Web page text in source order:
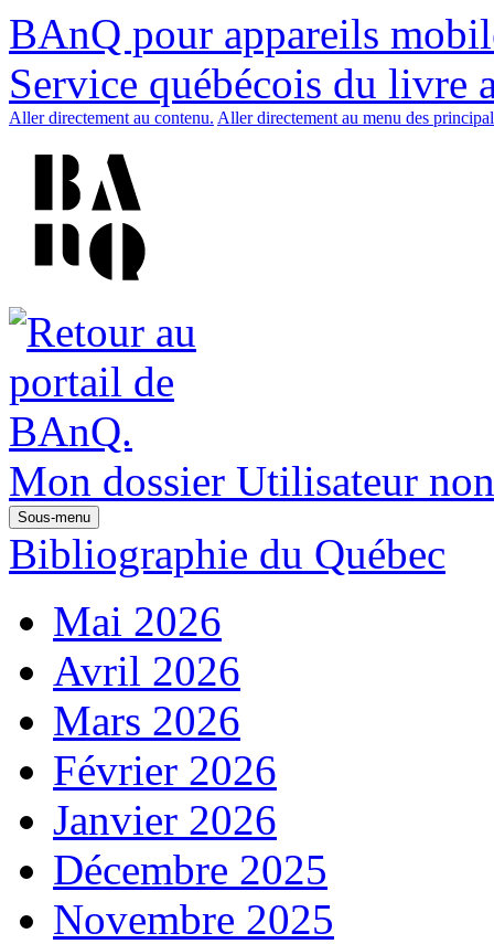
BAnQ pour appareils
Service québécois du livre
Aller directement au contenu. Aller directement au menu des
Mon dossier Utilisateur
Sous-menu
Bibliographie du Québec
Mai 2026
Avril 2026
Mars 2026
Février 2026
Janvier 2026
Décembre 2025
Novembre 2025